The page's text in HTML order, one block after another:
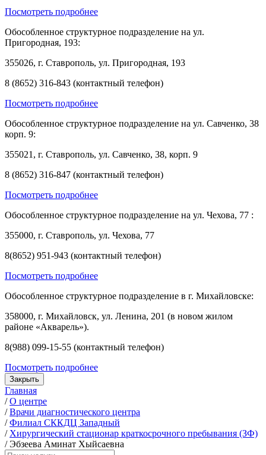
Посмотреть подробнее
Обособленное структурное подразделение на ул.
Пригородная, 193:
355026, г. Ставрополь, ул. Пригородная, 193
8 (8652) 316-843 (контактный телефон)
Посмотреть подробнее
Обособленное структурное подразделение на ул. Савченко, 38
корп. 9:
355021, г. Ставрополь, ул. Савченко, 38, корп. 9
8 (8652) 316-847 (контактный телефон)
Посмотреть подробнее
Обособленное структурное подразделение на ул. Чехова, 77 :
355000, г. Ставрополь, ул. Чехова, 77
8(8652) 951-943 (контактный телефон)
Посмотреть подробнее
Обособленное структурное подразделение в г. Михайловске:
358000, г. Михайловск, ул. Ленина, 201 (в новом жилом
районе «Акварель»).
8(988) 099-15-55 (контактный телефон)
Посмотреть подробнее
Закрыть
Главная
/ О центре
/ Врачи диагностического центра
/ Филиал СККДЦ Западный
/ Хирургический стационар краткосрочного пребывания (ЗФ)
/ Эбзеева Аминат Хыйсаевна